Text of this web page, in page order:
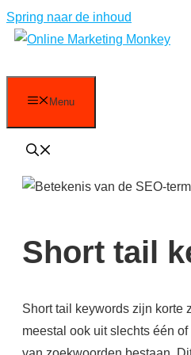
Spring naar de inhoud
Menu
Short tail
Short tail keywords zijn korte
meestal ook uit slechts één